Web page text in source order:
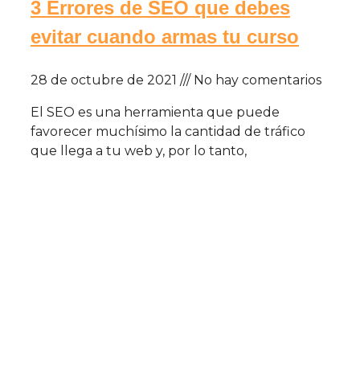
3 Errores de SEO que debes
evitar cuando armas tu curso
28 de octubre de 2021 No hay comentarios
El SEO es una herramienta que puede
favorecer muchísimo la cantidad de tráfico
que llega a tu web y, por lo tanto,